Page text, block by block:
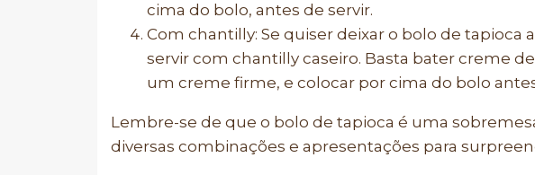
cima do bolo, antes de servir.
Com chantilly: Se quiser deixar o bolo de tapioca
servir com chantilly caseiro. Basta bater creme
um creme firme, e colocar por cima do bolo
Lembre-se de que o bolo de tapioca é uma
diversas combinações e apresentações para